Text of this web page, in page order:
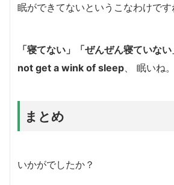
眠ができてないというこなわけです
「寝てない 」「ぜんぜん寝ていない
not get a wink of sleep 、 眠いね。
まとめ
いかがでしたか？